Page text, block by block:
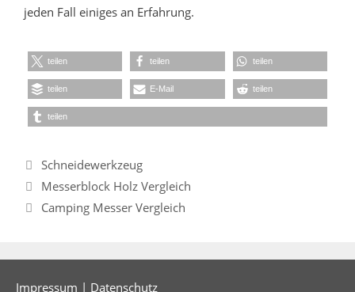
jeden Fall einiges an Erfahrung.
teilen teilen teilen
teilen E-Mail teilen
teilen
Kategorien
Schneidewerkzeug
Messerblock Holz Vergleich
Camping Messer Vergleich
Impressum | Datenschutz